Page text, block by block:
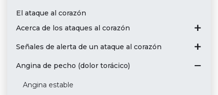
El ataque al corazón
Acerca de los ataques al corazón
Señales de alerta de un ataque al corazón
Angina de pecho (dolor torácico)
Angina estable